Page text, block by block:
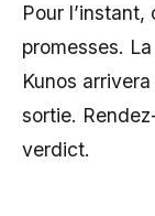
Pour
promesses.
Kunos
sortie.
verdict.